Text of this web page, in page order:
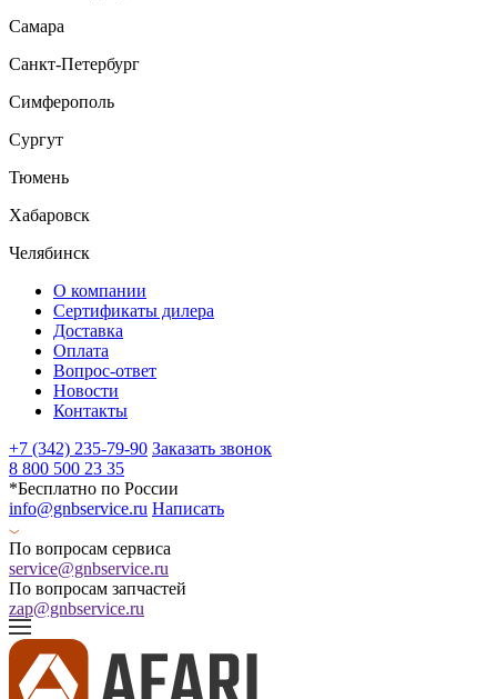
Самара
Санкт-Петербург
Симферополь
Сургут
Тюмень
Хабаровск
Челябинск
О компании
Сертификаты дилера
Доставка
Оплата
Вопрос-ответ
Новости
Контакты
+7 (342) 235-79-90 Заказать звонок
8 800 500 23 35
*Бесплатно по России
info@gnbservice.ru Написать
По вопросам сервиса
service@gnbservice.ru
По вопросам запчастей
zap@gnbservice.ru